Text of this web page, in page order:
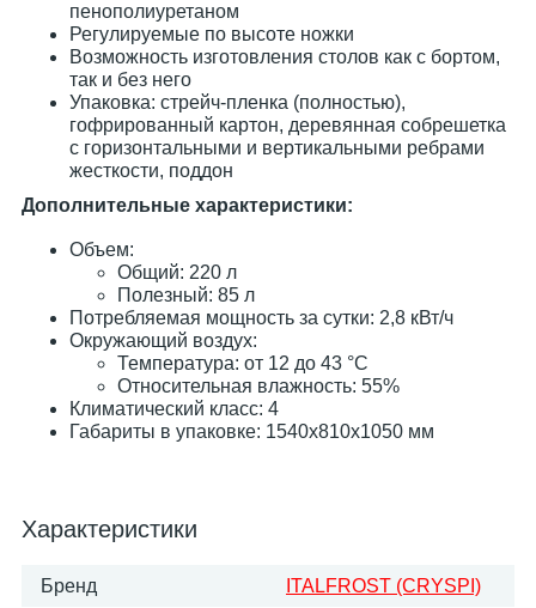
пенополиуретаном
Регулируемые по высоте ножки
Возможность изготовления столов как с бортом,
так и без него
Упаковка: стрейч-пленка (полностью),
гофрированный картон, деревянная собрешетка
с горизонтальными и вертикальными ребрами
жесткости, поддон
Дополнительные характеристики:
​Объем:
Общий: 220 л
Полезный: 85 л
Потребляемая мощность за сутки: 2,8 кВт/ч
Окружающий воздух:
Температура: от 12 до 43 °С
Относительная влажность: 55%
Климатический класс: 4
Габариты в упаковке: 1540х810х1050 мм
Характеристики
Бренд ITALFROST (CRYSPI)